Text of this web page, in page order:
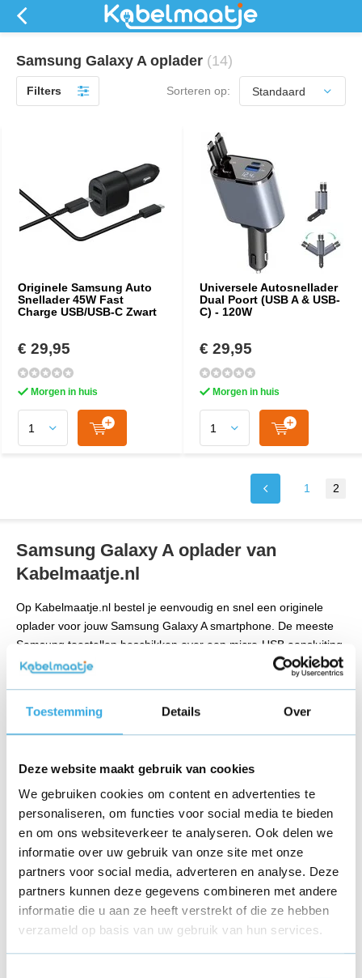
Toestemming Details Over
Deze website maakt gebruik van cookies
We gebruiken cookies om content en advertenties te
personaliseren, om functies voor social media te bieden
en om ons websiteverkeer te analyseren. Ook delen we
informatie over uw gebruik van onze site met onze
partners voor social media, adverteren en analyse. Deze
partners kunnen deze gegevens combineren met andere
informatie die u aan ze heeft verstrekt of die ze hebben
verzameld op basis van uw gebruik van hun services.
Samsung Galaxy A oplader (14)
Filters Sorteren op:
Originele Samsung Auto
Snellader 45W Fast
Charge USB/USB-C Zwart
€ 29,95
Morgen in huis
Universele Autosnellader
Dual Poort (USB A & USB-
C) - 120W
€ 29,95
Morgen in huis
1 2
Samsung Galaxy A oplader van
Kabelmaatje.nl
Op Kabelmaatje.nl bestel je eenvoudig en snel een originele
oplader voor jouw Samsung Galaxy A smartphone. De meeste
Samsung toestellen beschikken over een micro-USB aansluiting,
een aantal nieuwere modellen beschikken over een USB-C
aansluiting. Voor beide aansluitingen heb je bij ons de keuze uit
adapter los of als set met de kabel te bestellen. Een adapter 5V
en snellader 9V zijn beiden geschikt voor opladen via een micro-
Elke originele oplader van Kabelmaatje.nl is verpakt in
bulkverpakking.
Waarom zijn onze opladers zo
goedkoop?
Wij verkopen originele opladers tegen lage prijzen. We kopen
elke oplader direct in bij de fabrikant in grote aantallen (bulk).